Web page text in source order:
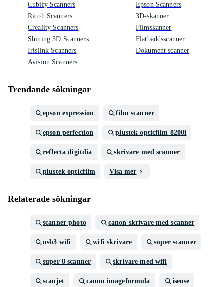
Cubify Scanners
Ricoh Scanners
Creality Scanners
Shining 3D Scanners
Irislink Scanners
Avision Scanners
Epson Scanners
3D-skanner
Filmskanner
Flatbäddsscanner
Dokument scanner
Trendande sökningar
epson expression film scanner
epson perfection plustek opticfilm 8200i
reflecta digitdia skrivare med scanner
plustek opticfilm Visa mer
Relaterade sökningar
scanner photo canon skrivare med scanner
usb3 wifi wifi skrivare super scanner
super 8 scanner skrivare med wifi
scanjet canon imageformula isense